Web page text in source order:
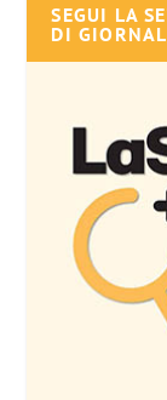
SEGUI LA
DI